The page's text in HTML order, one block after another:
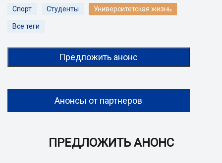
Спорт Студенты Университетская жизнь
Все теги
Предложить анонс
Анонсы от партнеров
ПРЕДЛОЖИТЬ АНОНС